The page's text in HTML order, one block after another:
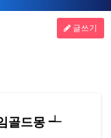
글쓰기
골드몽 ┵